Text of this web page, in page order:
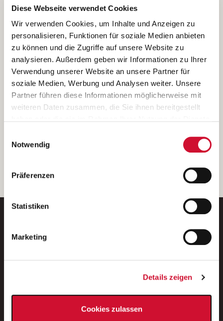
Diese Webseite verwendet Cookies
Wir verwenden Cookies, um Inhalte und Anzeigen zu
personalisieren, Funktionen für soziale Medien anbieten
zu können und die Zugriffe auf unsere Website zu
analysieren. Außerdem geben wir Informationen zu Ihrer
Verwendung unserer Website an unsere Partner für
soziale Medien, Werbung und Analysen weiter. Unsere
Partner führen diese Informationen möglicherweise mit
weiteren Daten zusammen, die Sie ihnen bereitgestellt
Wenn Sie auf „Cookies zulassen“ klicken, so stimmen
Sie der Speicherung sämtlicher Cookies zu. Sie können
Ihre Einwilligung selbstverständlich jederzeit widerrufen,
indem Sie die Cookie-Einstellungen aufrufen und diese
unserer
Notwendig
Präferenzen
Statistiken
Marketing
Details zeigen
Cookies zulassen
Ich bin damit einverstanden, dass meine personenbezogenen Daten
ausschließlich zum Zweck der Durchführung der Kontaktanfrage
verarbeitet, auf IT- Systemen der Garitz Bewirtschaftungsbetriebe
GmbH, Heinrich-von-Kleist-Straße 2, 97688 Bad Kissingen
(Betreiber) gespeichert und an die für das Stellenangebot
verantwortliche Stelle zur Kontaktaufnahme weitergegeben
werden.
Diese Einwilligungserklärung kann ich jederzeit gegenüber dem
Weitere Details können Sie der
entnehmen.
E-Mail-Adresse eintragen